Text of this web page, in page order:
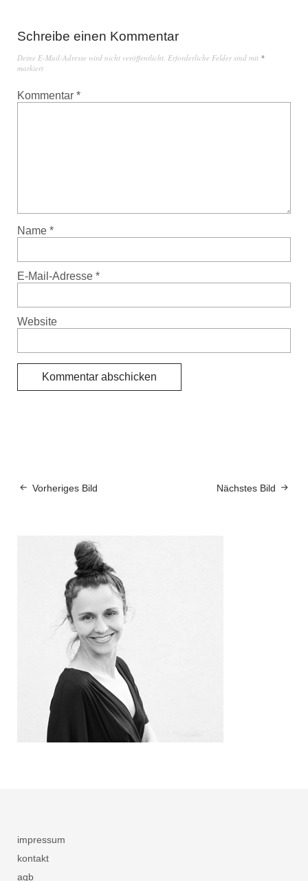
Schreibe einen Kommentar
Deine E-Mail-Adresse wird nicht veröffentlicht. Erforderliche Felder sind mit *
markiert
Kommentar *
Name *
E-Mail-Adresse *
Website
Nächstes Bild
Vorheriges Bild
impressum
kontakt
agb